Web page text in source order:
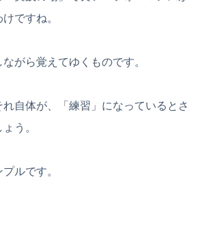
ですね。
ながら覚えてゆくものです。
自体が、「練習」になっているとさ
う。
ルです。